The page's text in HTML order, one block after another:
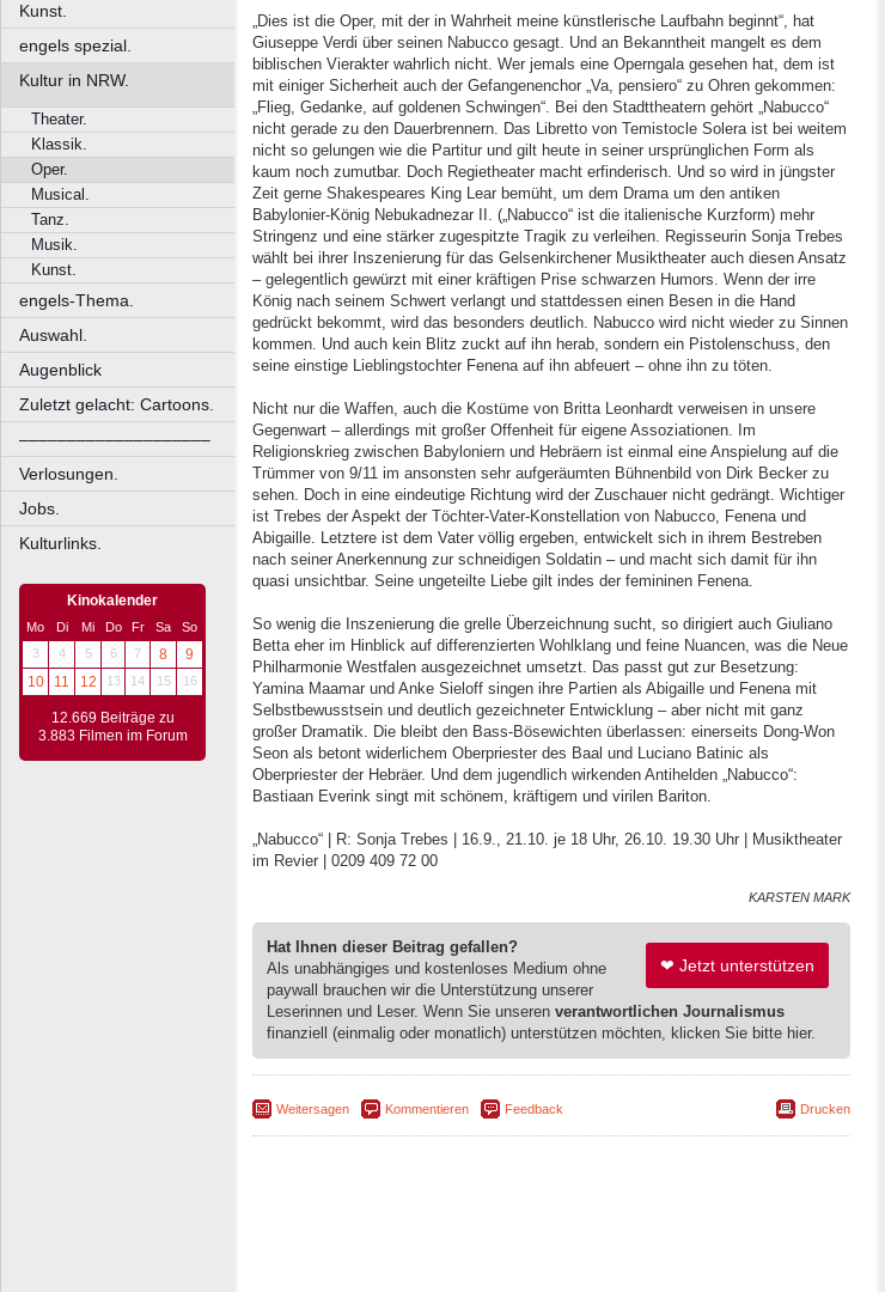
Kunst.
engels spezial.
Kultur in NRW.
Theater.
Klassik.
Oper.
Musical.
Tanz.
Musik.
Kunst.
engels-Thema.
Auswahl.
Augenblick
Zuletzt gelacht: Cartoons.
––––––––––––––––––––
Verlosungen.
Jobs.
Kulturlinks.
Kinokalender
Mo Di Mi Do Fr Sa
So
3
4 5 6 7 8
9
10
11 12 13 14 15 16
12.669 Beiträge zu
3.883 Filmen im Forum
„Dies ist die Oper, mit der in Wahrheit meine künstlerische Laufbahn beginnt“, hat
Giuseppe Verdi über seinen Nabucco gesagt. Und an Bekanntheit mangelt es dem
biblischen Vierakter wahrlich nicht. Wer jemals eine Operngala gesehen hat, dem ist
mit einiger Sicherheit auch der Gefangenenchor „Va, pensiero“ zu Ohren gekommen:
„Flieg, Gedanke, auf goldenen Schwingen“. Bei den Stadttheatern gehört „Nabucco“
nicht gerade zu den Dauerbrennern. Das Libretto von Temistocle Solera ist bei weitem
nicht so gelungen wie die Partitur und gilt heute in seiner ursprünglichen Form als
kaum noch zumutbar. Doch Regietheater macht erfinderisch. Und so wird in jüngster
Zeit gerne Shakespeares King Lear bemüht, um dem Drama um den antiken
Babylonier-König Nebukadnezar II. („Nabucco“ ist die italienische Kurzform) mehr
Stringenz und eine stärker zugespitzte Tragik zu verleihen. Regisseurin Sonja Trebes
wählt bei ihrer Inszenierung für das Gelsenkirchener Musiktheater auch diesen Ansatz
– gelegentlich gewürzt mit einer kräftigen Prise schwarzen Humors. Wenn der irre
König nach seinem Schwert verlangt und stattdessen einen Besen in die Hand
gedrückt bekommt, wird das besonders deutlich. Nabucco wird nicht wieder zu Sinnen
kommen. Und auch kein Blitz zuckt auf ihn herab, sondern ein Pistolenschuss, den
seine einstige Lieblingstochter Fenena auf ihn abfeuert – ohne ihn zu töten.
Nicht nur die Waffen, auch die Kostüme von Britta Leonhardt verweisen in unsere
Gegenwart – allerdings mit großer Offenheit für eigene Assoziationen. Im
Religionskrieg zwischen Babyloniern und Hebräern ist einmal eine Anspielung auf die
Trümmer von 9/11 im ansonsten sehr aufgeräumten Bühnenbild von Dirk Becker zu
sehen. Doch in eine eindeutige Richtung wird der Zuschauer nicht gedrängt. Wichtiger
ist Trebes der Aspekt der Töchter-Vater-Konstellation von Nabucco, Fenena und
Abigaille. Letztere ist dem Vater völlig ergeben, entwickelt sich in ihrem Bestreben
nach seiner Anerkennung zur schneidigen Soldatin – und macht sich damit für ihn
quasi unsichtbar. Seine ungeteilte Liebe gilt indes der femininen Fenena.
So wenig die Inszenierung die grelle Überzeichnung sucht, so dirigiert auch Giuliano
Betta eher im Hinblick auf differenzierten Wohlklang und feine Nuancen, was die Neue
Philharmonie Westfalen ausgezeichnet umsetzt. Das passt gut zur Besetzung:
Yamina Maamar und Anke Sieloff singen ihre Partien als Abigaille und Fenena mit
Selbstbewusstsein und deutlich gezeichneter Entwicklung – aber nicht mit ganz
großer Dramatik. Die bleibt den Bass-Bösewichten überlassen: einerseits Dong-Won
Seon als betont widerlichem Oberpriester des Baal und Luciano Batinic als
Oberpriester der Hebräer. Und dem jugendlich wirkenden Antihelden „Nabucco“:
Bastiaan Everink singt mit schönem, kräftigem und virilen Bariton.
„Nabucco“ | R: Sonja Trebes | 16.9., 21.10. je 18 Uhr, 26.10. 19.30 Uhr | Musiktheater
im Revier | 0209 409 72 00
KARSTEN MARK
❤ Jetzt unterstützen
Hat Ihnen dieser Beitrag gefallen?
Als unabhängiges und kostenloses Medium ohne
paywall brauchen wir die Unterstützung unserer
Leserinnen und Leser. Wenn Sie unseren verantwortlichen Journalismus
finanziell (einmalig oder monatlich) unterstützen möchten, klicken Sie bitte hier.
Weitersagen Kommentieren Feedback Drucken